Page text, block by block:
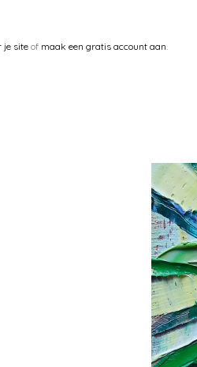
je siteof maak een gratis account aan.